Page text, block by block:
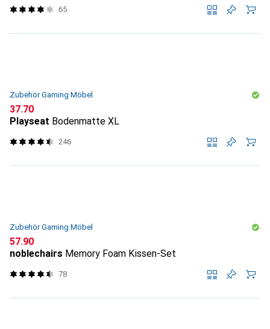
65
Zubehör Gaming Möbel
CHF
37.70
Playseat Bodenmatte XL
246
Zubehör Gaming Möbel
CHF
57.90
noblechairs Memory Foam Kissen-Set
78